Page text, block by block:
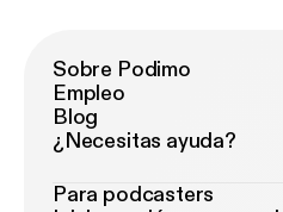
Sobre Podimo
Empleo
Blog
¿Necesitas ayuda?
Para podcasters